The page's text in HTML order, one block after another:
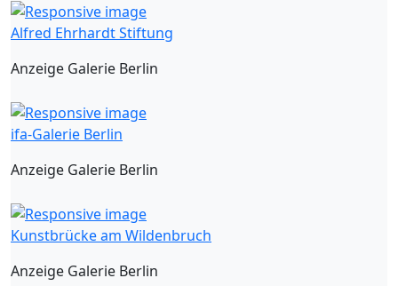
Alfred Ehrhardt Stiftung
Anzeige Galerie Berlin
ifa-Galerie Berlin
Anzeige Galerie Berlin
Kunstbrücke am Wildenbruch
Anzeige Galerie Berlin